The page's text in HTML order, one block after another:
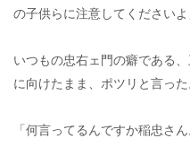
の子供らに注意してくださいよ
いつもの忠右ェ門の癖である
に向けたまま、ポツリと言った
「何言ってるんですか稲忠さ